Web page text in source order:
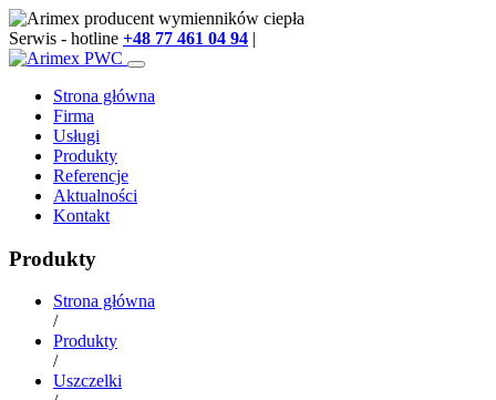
Serwis - hotline +48 77 461 04 94 |
Strona główna
Firma
Usługi
Produkty
Referencje
Aktualności
Kontakt
Produkty
Strona główna
/
Produkty
/
Uszczelki